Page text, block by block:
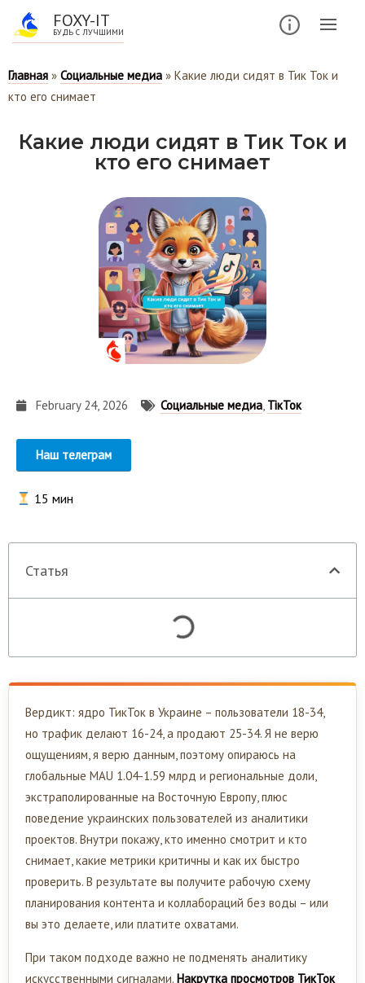
FOXY-IT
БУДЬ С ЛУЧШИМИ
Главная » Социальные медиа » Какие люди сидят в Тик Ток и
кто его снимает
Какие люди сидят в Тик Ток и
кто его снимает
February 24, 2026 Социальные медиа, ТікТок
Наш телеграм
15 мин
Статья
Вердикт: ядро ТикТок в Украине – пользователи 18-34,
но трафик делают 16-24, а продают 25-34. Я не верю
ощущениям, я верю данным, поэтому опираюсь на
глобальные MAU 1.04-1.59 млрд и региональные доли,
экстраполированные на Восточную Европу, плюс
поведение украинских пользователей из аналитики
проектов. Внутри покажу, кто именно смотрит и кто
снимает, какие метрики критичны и как их быстро
проверить. В результате вы получите рабочую схему
планирования контента и коллабораций без воды – или
вы это делаете, или платите охватами.
При таком подходе важно не подменять аналитику
искусственными сигналами. Накрутка просмотров ТикТок